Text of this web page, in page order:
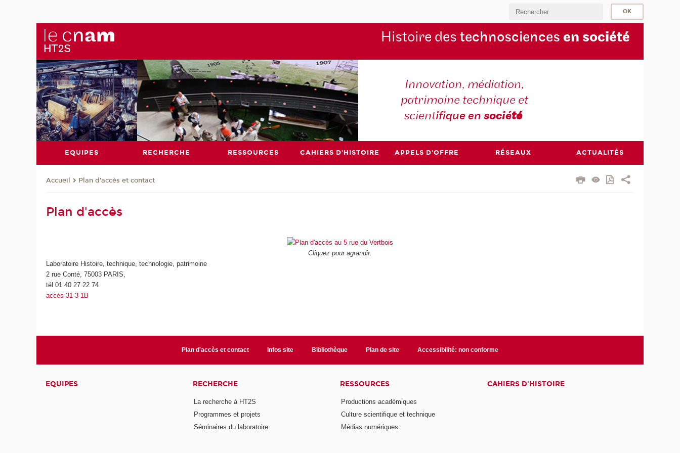
Histoire des technosciences en société
Innovation, médiation,
patrimoine technique et
scientifique ensociété
EQUIPES RECHERCHE RESSOURCES CAHIERS D'HISTOIRE APPELS D'OFFRE RÉSEAUX ACTUALITÉS
Accueil Plan d'accès et contact
Plan d'accès
Cliquez pour agrandir.
Laboratoire Histoire, technique, technologie, patrimoine
2 rue Conté, 75003 PARIS,
tél 01 40 27 22 74
accès 31-3-1B
Plan d'accès et contact Infos site Bibliothèque Plan de site Accessibilité: non conforme
EQUIPES RECHERCHE
La recherche à HT2S
Programmes et projets
Séminaires du laboratoire
RESSOURCES
Productions académiques
Culture scientifique et technique
Médias numériques
CAHIERS D'HISTOIRE